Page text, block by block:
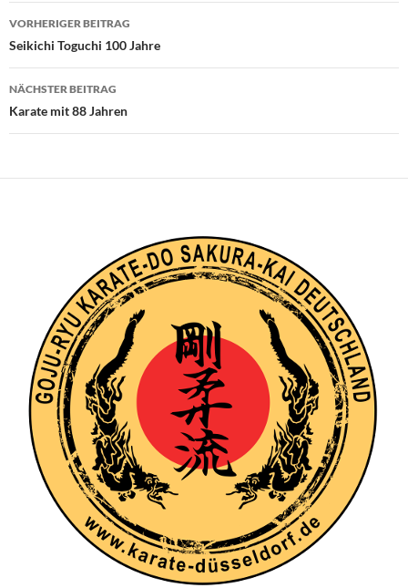
Beitragsnavigation
VORHERIGER BEITRAG
Seikichi Toguchi 100 Jahre
NÄCHSTER BEITRAG
Karate mit 88 Jahren